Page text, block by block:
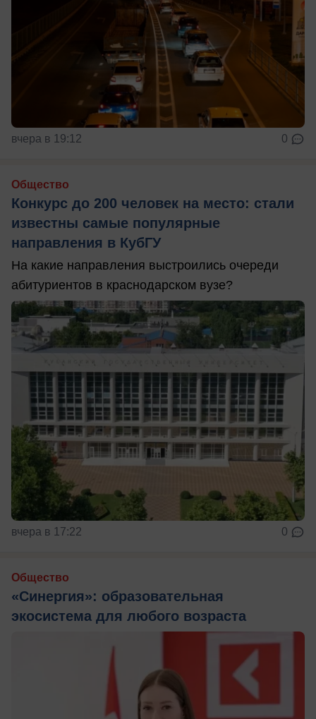
вчера в 19:12 0
Общество
Конкурс до 200 человек на место: стали
известны самые популярные
направления в КубГУ
На какие направления выстроились очереди
абитуриентов в краснодарском вузе?
вчера в 17:22 0
Общество
«Синергия»: образовательная
экосистема для любого возраста